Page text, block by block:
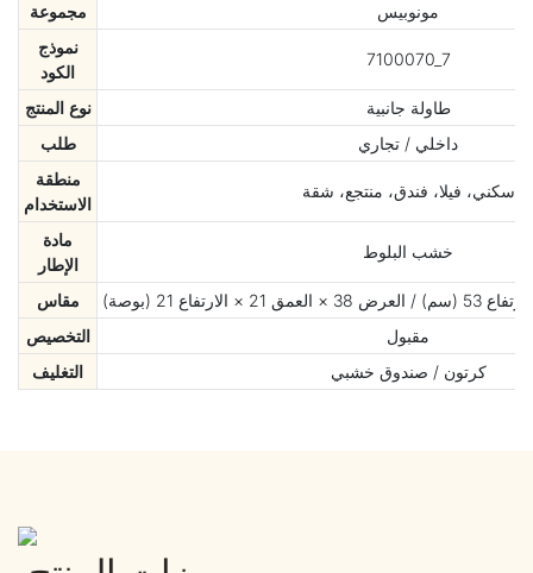
مجموعة
مونوبيس
نموذج
الكود
7100070_7
نوع المنتج
طاولة جانبية
طلب
داخلي / تجاري
منطقة
الاستخدام
سكني، فيلا، فندق، منتجع، شقة
مادة
الإطار
خشب البلوط
مقاس
التخصيص
مقبول
التغليف
كرتون / صندوق خشبي